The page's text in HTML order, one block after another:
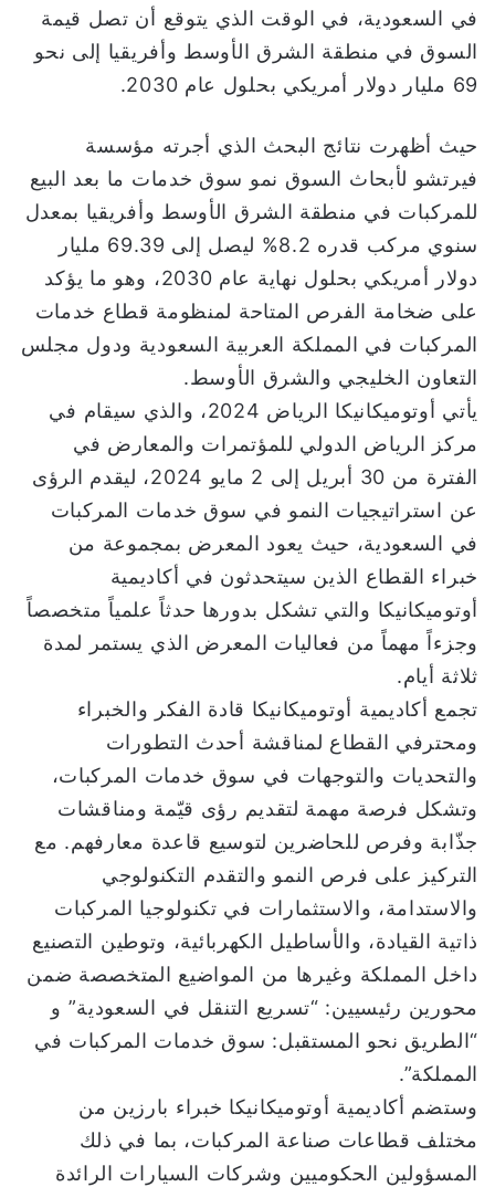
في السعودية، في الوقت الذي يتوقع أن تصل قيمة
السوق في منطقة الشرق الأوسط وأفريقيا إلى نحو
69 مليار دولار أمريكي بحلول عام 2030.
حيث أظهرت نتائج البحث الذي أجرته مؤسسة
فيرتشو لأبحاث السوق نمو سوق خدمات ما بعد البيع
للمركبات في منطقة الشرق الأوسط وأفريقيا بمعدل
سنوي مركب قدره 8.2% ليصل إلى 69.39 مليار
دولار أمريكي بحلول نهاية عام 2030، وهو ما يؤكد
على ضخامة الفرص المتاحة لمنظومة قطاع خدمات
المركبات في المملكة العربية السعودية ودول مجلس
التعاون الخليجي والشرق الأوسط.
يأتي أوتوميكانيكا الرياض 2024، والذي سيقام في
مركز الرياض الدولي للمؤتمرات والمعارض في
الفترة من 30 أبريل إلى 2 مايو 2024، ليقدم الرؤى
عن استراتيجيات النمو في سوق خدمات المركبات
في السعودية، حيث يعود المعرض بمجموعة من
خبراء القطاع الذين سيتحدثون في أكاديمية
أوتوميكانيكا والتي تشكل بدورها حدثاً علمياً متخصصاً
وجزءاً مهماً من فعاليات المعرض الذي يستمر لمدة
ثلاثة أيام.
تجمع أكاديمية أوتوميكانيكا قادة الفكر والخبراء
ومحترفي القطاع لمناقشة أحدث التطورات
والتحديات والتوجهات في سوق خدمات المركبات،
وتشكل فرصة مهمة لتقديم رؤى قيّمة ومناقشات
جذّابة وفرص للحاضرين لتوسيع قاعدة معارفهم. مع
التركيز على فرص النمو والتقدم التكنولوجي
والاستدامة، والاستثمارات في تكنولوجيا المركبات
ذاتية القيادة، والأساطيل الكهربائية، وتوطين التصنيع
داخل المملكة وغيرها من المواضيع المتخصصة ضمن
محورين رئيسيين: “تسريع التنقل في السعودية” و
“الطريق نحو المستقبل: سوق خدمات المركبات في
المملكة”.
وستضم أكاديمية أوتوميكانيكا خبراء بارزين من
مختلف قطاعات صناعة المركبات، بما في ذلك
المسؤولين الحكوميين وشركات السيارات الرائدة